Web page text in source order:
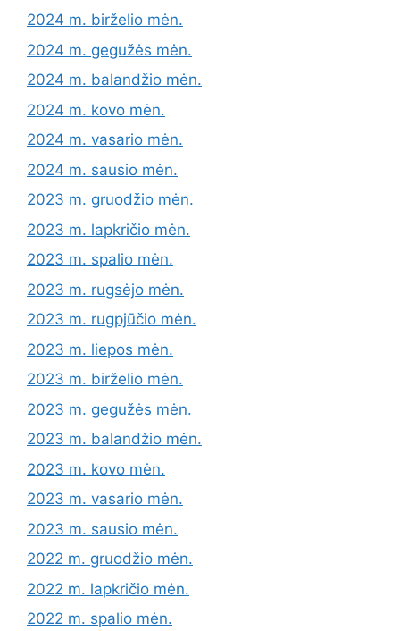
2024 m. birželio mėn.
2024 m. gegužės mėn.
2024 m. balandžio mėn.
2024 m. kovo mėn.
2024 m. vasario mėn.
2024 m. sausio mėn.
2023 m. gruodžio mėn.
2023 m. lapkričio mėn.
2023 m. spalio mėn.
2023 m. rugsėjo mėn.
2023 m. rugpjūčio mėn.
2023 m. liepos mėn.
2023 m. birželio mėn.
2023 m. gegužės mėn.
2023 m. balandžio mėn.
2023 m. kovo mėn.
2023 m. vasario mėn.
2023 m. sausio mėn.
2022 m. gruodžio mėn.
2022 m. lapkričio mėn.
2022 m. spalio mėn.